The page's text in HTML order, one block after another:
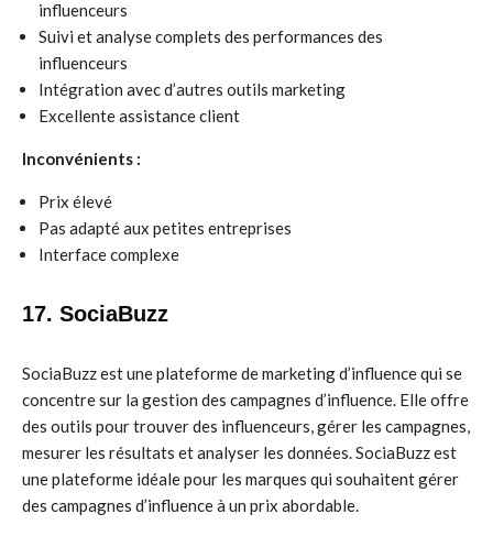
influenceurs
Suivi et analyse complets des performances des
influenceurs
Intégration avec d’autres outils marketing
Excellente assistance client
Inconvénients :
Prix élevé
Pas adapté aux petites entreprises
Interface complexe
17. SociaBuzz
SociaBuzz est une plateforme de marketing d’influence qui se
concentre sur la gestion des campagnes d’influence. Elle offre
des outils pour trouver des influenceurs, gérer les campagnes,
mesurer les résultats et analyser les données. SociaBuzz est
une plateforme idéale pour les marques qui souhaitent gérer
des campagnes d’influence à un prix abordable.